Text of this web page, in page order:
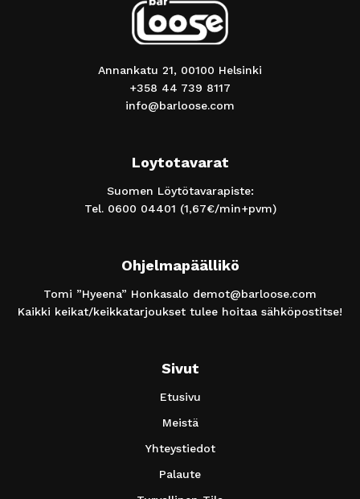
Annankatu 21, 00100 Helsinki
+358 44 739 8117
info@barloose.com
Loytotavarat
Suomen Löytötavarapiste:
Tel. 0600 04401 (1,67€/min+pvm)
Ohjelmapäällikö
Tomi ”Hyeena” Honkasalo demot@barloose.com
Kaikki keikat/keikkatarjoukset tulee hoitaa sähköpostitse!
Sivut
Etusivu
Meistä
Yhteystiedot
Palaute